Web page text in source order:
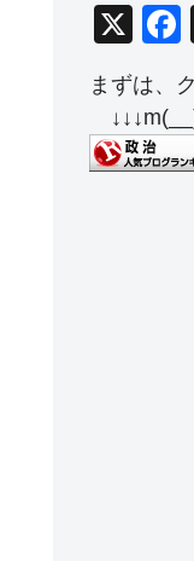
X
まずは、